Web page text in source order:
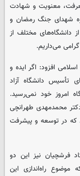
معنویت و شهادت
شهدای جنگ رمضان و
دانشگاه‌های مختلف از
می‌داریم.
افزود: اگر ایده و
تأسیس دانشگاه آزاد
امروز خود نمی‌رسید.
محمدمهدی طهرانچی
که در توسعه و پیشرفت
فرشچیان نیز این دو
موضوع راه‌اندازی این